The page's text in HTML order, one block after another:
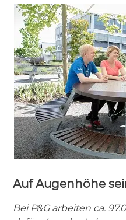
Auf Augenhöhe
Bei P&G arbeiten ca.